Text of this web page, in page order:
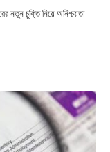
নতুন চুক্তি নিয়ে অনিশ্চয়তা